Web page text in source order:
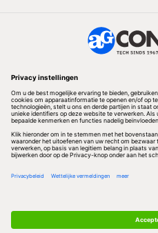
Redactionele partner
Privacy & Cookies